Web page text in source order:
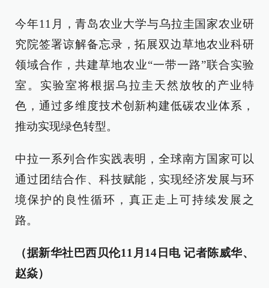
今年11月，青岛农业大学与乌拉圭国家农业研
究院签署谅解备忘录，拓展双边草地农业科研
领域合作，共建草地农业“一带一路”联合实验
室。实验室将根据乌拉圭天然放牧的产业特
色，通过多维度技术创新构建低碳农业体系，
推动实现绿色转型。
中拉一系列合作实践表明，全球南方国家可以
通过团结合作、科技赋能，实现经济发展与环
境保护的良性循环，真正走上可持续发展之
路。
（据新华社巴西贝伦11月14日电 记者陈威华、
赵焱）